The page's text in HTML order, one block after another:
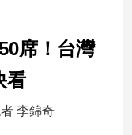
席！台灣
看
李錦奇